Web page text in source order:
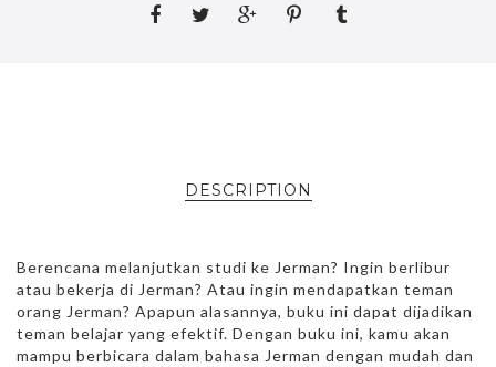
DESCRIPTION
Berencana melanjutkan studi ke Jerman? Ingin berlibur
atau bekerja di Jerman? Atau ingin mendapatkan teman
orang Jerman? Apapun alasannya, buku ini dapat dijadikan
teman belajar yang efektif. Dengan buku ini, kamu akan
mampu berbicara dalam bahasa Jerman dengan mudah dan